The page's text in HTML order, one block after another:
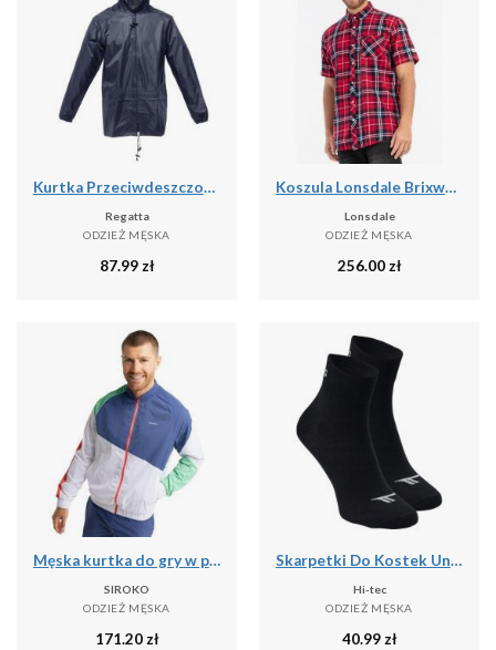
Kurtka Przeciwdeszczowa Męska Stormbreak
Regatta
ODZIEŻ MĘSKA
87.99zł
Koszula Lonsdale Brixworth
Lonsdale
ODZIEŻ MĘSKA
256.00zł
Męska kurtka do gry w padla Padel Siroko Backspin Erit
SIROKO
ODZIEŻ MĘSKA
171.20zł
Skarpetki Do Kostek Unisex Dla Dorosłych Chire
Hi-tec
ODZIEŻ MĘSKA
40.99zł